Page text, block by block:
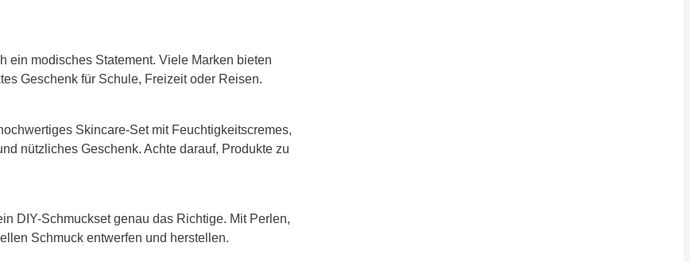
ein modisches Statement. Viele Marken bieten
Geschenk für Schule, Freizeit oder Reisen.
Skincare-Set mit Feuchtigkeitscremes,
nützliches Geschenk. Achte darauf, Produkte zu
DIY-Schmuckset genau das Richtige. Mit Perlen,
Schmuck entwerfen und herstellen.